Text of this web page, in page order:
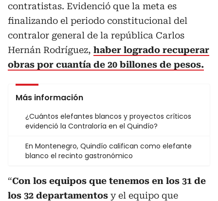
contratistas. Evidenció que la meta es
finalizando el periodo constitucional del
contralor general de la república Carlos
Hernán Rodríguez, haber logrado recuperar
obras por cuantía de 20 billones de pesos.
Más información
¿Cuántos elefantes blancos y proyectos críticos
evidenció la Contraloría en el Quindío?
En Montenegro, Quindío califican como elefante
blanco el recinto gastronómico
“Con los equipos que tenemos en los 31 de
los 32 departamentos y el equipo que